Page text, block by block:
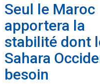
Seul le Maroc
apportera la
stabilité dont
Sahara
besoin